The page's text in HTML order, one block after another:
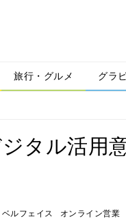
旅行・グルメ グラ
タル活用
ベルフェイス オンライン営業